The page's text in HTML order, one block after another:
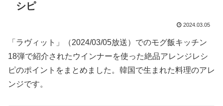
シピ
2024.03.05
「ラヴィット」（2024/03/05放送）でのモグ飯キッチン
18弾で紹介されたウインナーを使った絶品アレンジレシ
ピのポイントをまとめました。韓国で生まれた料理のアレ
ンジです。